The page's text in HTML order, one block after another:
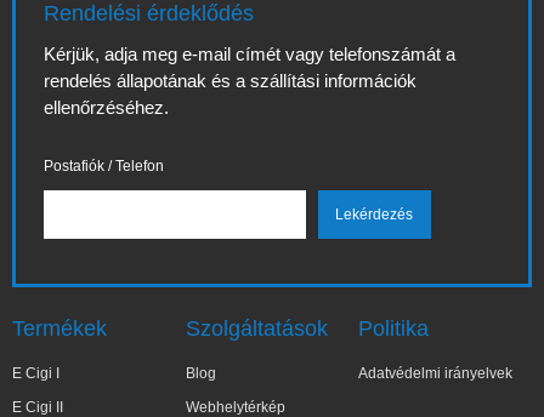
Rendelési érdeklődés
Kérjük, adja meg e-mail címét vagy telefonszámát a
rendelés állapotának és a szállítási információk
ellenőrzéséhez.
Postafiók / Telefon
Termékek
E Cigi I
E Cigi II
Szolgáltatások
Blog
Webhelytérkép
Politika
Adatvédelmi irányelvek